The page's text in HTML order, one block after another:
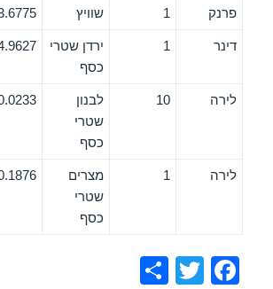
פרנק 1 שוויץ
דינר 1
ירדן שטרי
כסף
לירה 10
לבנון
שטרי
כסף
לירה 1
מצרים
שטרי
כסף
F
T